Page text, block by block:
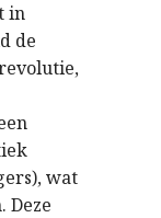
in
de
wat
Deze